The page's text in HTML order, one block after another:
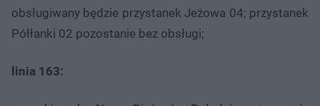
obsługiwany będzie przystanek Jeżowa 04; przystanek
Półłanki 02 pozostanie bez obsługi;
linia 163: